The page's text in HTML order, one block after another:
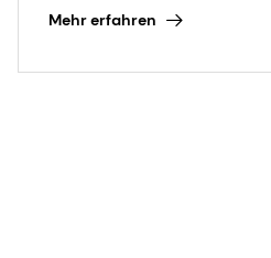
Mehr erfahren